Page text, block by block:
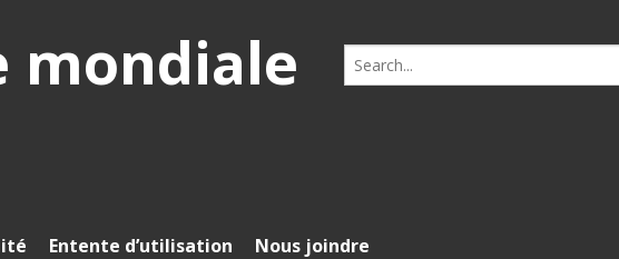
mondiale
Search
for:
Entente d’utilisation Nous joindre